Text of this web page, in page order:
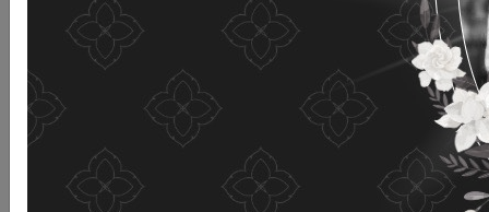
กรมกิจการผู้สูงอายุ
ให้ความสำคัญต่อข้อมูลส่วนบุคคลของ
ท่าน เพื่อการพัฒนาและปรับปรุงเว็บไซต์ หากท่านใช้บริการ
เว็บไซต์นี้โดยไม่มีการปรับตั้งค่าใดๆ แสดงว่าท่านยินยอมที่จะ
รับคุกกี้บนเว็บไซต์ และนโยบายสิทธิส่วนบุคคลของเรา
ดูรายละเอียด ยอมรับทั้งหมด
02-659-6811 saraban@dop.mail.go.th